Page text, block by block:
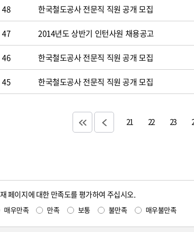
48 한국철도공사 전문직 직원 공개 모집
47 2014년도 상반기 인턴사원 채용공고
46 한국철도공사 전문직 직원 공개 모집
45 한국철도공사 전문직 직원 공개 모집
21 22 23
페이지에 대한 만족도를 평가하여 주십시오.
매우만족 만족 보통 불만족 매우불만족